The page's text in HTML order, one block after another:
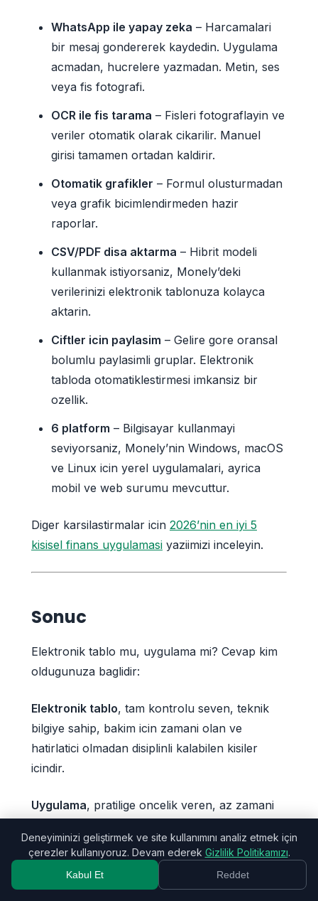
WhatsApp ile yapay zeka – Harcamalari
bir mesaj gondererek kaydedin. Uygulama
acmadan, hucrelere yazmadan. Metin, ses
veya fis fotografi.
OCR ile fis tarama – Fisleri fotograflayin ve
veriler otomatik olarak cikarilir. Manuel
girisi tamamen ortadan kaldirir.
Otomatik grafikler – Formul olusturmadan
veya grafik bicimlendirmeden hazir
raporlar.
CSV/PDF disa aktarma – Hibrit modeli
kullanmak istiyorsaniz, Monely’deki
verilerinizi elektronik tablonuza kolayca
aktarin.
Ciftler icin paylasim – Gelire gore oransal
bolumlu paylasimli gruplar. Elektronik
tabloda otomatiklestirmesi imkansiz bir
ozellik.
6 platform – Bilgisayar kullanmayi
seviyorsaniz, Monely’nin Windows, macOS
ve Linux icin yerel uygulamalari, ayrica
mobil ve web surumu mevcuttur.
Diger karsilastirmalar icin 2026’nin en iyi 5
kisisel finans uygulamasi yaziimizi inceleyin.
Sonuc
Elektronik tablo mu, uygulama mi? Cevap kim
oldugunuza baglidir:
Elektronik tablo, tam kontrolu seven, teknik
bilgiye sahip, bakim icin zamani olan ve
hatirlatici olmadan disiplinli kalabilen kisiler
icindir.
Uygulama, pratilige oncelik veren, az zamani
OCR, paylasim gibi ozellikleri isteyen kisiler
icindir.
Deneyiminizi geliştirmek ve site kullanımını analiz etmek için
çerezler kullanıyoruz. Devam ederek Gizlilik Politikamızı.
Kabul Et Reddet